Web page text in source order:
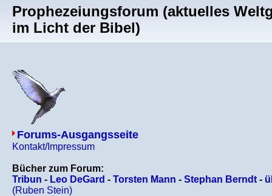
Prophezeiungsforum (aktuelles
im Licht der Bibel)
Forums-Ausgangsseite
Kontakt/Impressum
Bücher zum Forum:
Tribun - Leo DeGard - Torsten Mann - Stephan Berndt -
(Ruben Stein)